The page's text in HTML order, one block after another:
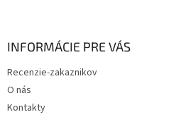
INFORMÁCIE PRE VÁS
Recenzie-zakaznikov
O nás
Kontakty